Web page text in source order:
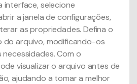
interface, selecione
a janela de configurações,
as propriedades. Defina o
do arquivo, modificando-os
Com o
visualizar o arquivo antes de
ajudando a tomar a melhor